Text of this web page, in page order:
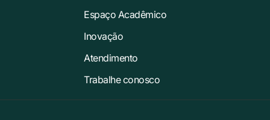
Espaço Acadêmico
Inovação
Atendimento
Trabalhe conosco